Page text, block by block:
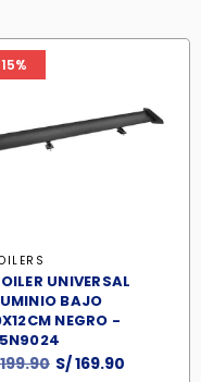
UNIVERSAL
BAJO
NEGRO -
El
S/169.90